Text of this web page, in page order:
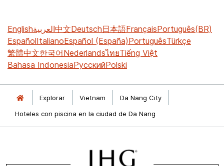
Englishالعربية中文Deutsch日本語FrançaisPortuguês(BR)
EspañolItalianoEspañol (España)PortuguêsTürkçe
繁體中文한국어NederlandsไทยTiếng Việt
Bahasa IndonesiaРусскийPolski
Explorar Vietnam
Da Nang City
Hoteles con piscina en la ciudad de Da Nang